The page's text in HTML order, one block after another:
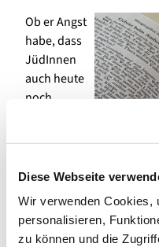
Diese Webseite
Wir verwenden Cookies,
personalisieren,
zu können und die
Ob er Angst
habe, dass
JüdInnen
auch heute
noch
Schüler am
Besuchs
wissen.